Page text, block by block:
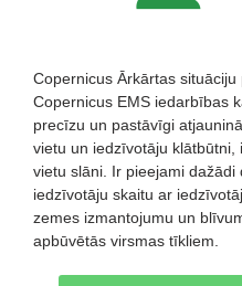
Copernicus Ārkārtas
Copernicus EMS iedarbības
precīzu un pastāvīgi
vietu un iedzīvotāju
vietu slāni. Ir pieejami
iedzīvotāju skaitu ar
zemes izmantojumu un
apbūvētās virsmas tīkliem.